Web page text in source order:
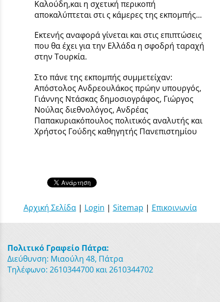
Καλούδη,και η σχετική περικοπή
αποκαλύπτεται στι ς κάμερες της εκπομπής...
Εκτενής αναφορά γίνεται και στις επιπτώσεις
που θα έχει για την Ελλάδα η σφοδρή ταραχή
στην Τουρκία.
Στο πάνε της εκπομπής συμμετείχαν:
Απόστολος Ανδρεουλάκος πρώην υπουργός,
Γιάννης Ντάσκας δημοσιογράφος, Γιώργος
Νούλας διεθνολόγος, Ανδρέας
Παπακυριακόπουλος πολιτικός αναλυτής και
Χρήστος Γούδης καθηγητής Πανεπιστημίου
Αρχική Σελίδα| Login | Sitemap | Επικοινωνία
Πολιτικό Γραφείο Πάτρα:
Διεύθυνση: Μιαούλη 48, Πάτρα
Τηλέφωνο: 2610344700 και 2610344702